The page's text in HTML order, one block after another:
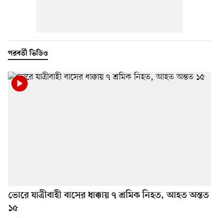
পরবর্তী ভিডিও
ভোরে যাত্রীবাহী বাসের ধাক্কায় ৭ শ্রমিক নিহত, আহত অন্তত
১৫